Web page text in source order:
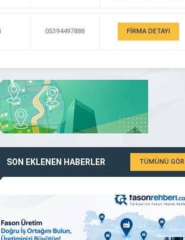
05394497888 FİRMA DETAYI
SON EKLENEN HABERLER TÜMÜNÜ GÖR